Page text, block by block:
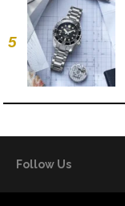
5
Follow Us